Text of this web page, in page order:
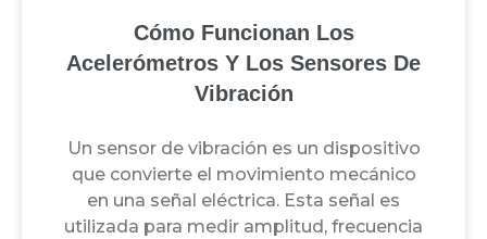
Cómo Funcionan Los
Acelerómetros Y Los Sensores De
Vibración
Un sensor de vibración es un dispositivo
que convierte el movimiento mecánico
en una señal eléctrica. Esta señal es
utilizada para medir amplitud, frecuencia